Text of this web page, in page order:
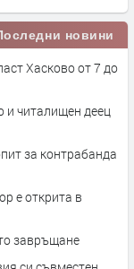
новини
Хасково от 7 до
и читалищен деец
за контрабанда
е открита в
завръщане